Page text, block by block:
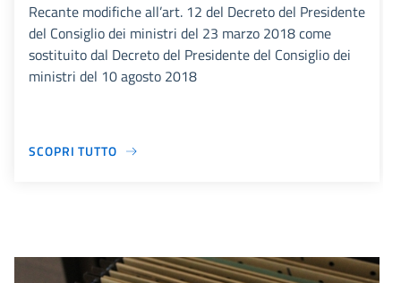
Recante modifiche all’art. 12 del Decreto del Presidente
del Consiglio dei ministri del 23 marzo 2018 come
sostituito dal Decreto del Presidente del Consiglio dei
ministri del 10 agosto 2018
SCOPRI TUTTO